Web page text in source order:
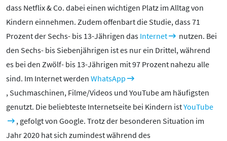
dass Netflix & Co. dabei einen wichtigen Platz im Alltag von
Kindern einnehmen. Zudem offenbart die Studie, dass 71
Prozent der Sechs- bis 13-Jährigen das Internet
nutzen. Bei
den Sechs- bis Siebenjährigen ist es nur ein Drittel, während
es bei den Zwölf- bis 13-Jährigen mit 97 Prozent nahezu alle
sind. Im Internet werden WhatsApp
, Suchmaschinen, Filme/Videos und YouTube am häufigsten
genutzt. Die beliebteste Internetseite bei Kindern istYouTube
, gefolgt von Google. Trotz der besonderen Situation im
Jahr 2020 hat sich zumindest während des
ÜBER UNS:
BotschafterInnen
Impressum
Datenschutz